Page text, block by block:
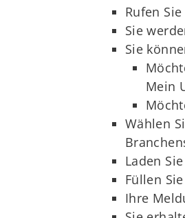
Rufen
Sie
Sie
Mein
Wählen
Laden
Füllen
Ihre